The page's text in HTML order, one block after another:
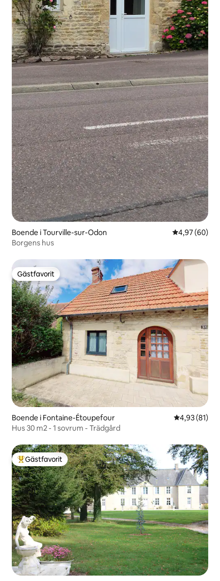
Boende i Tourville-sur-Odon 4,97 av 5 i
4,97 (60)
Borgens hus
Gästfavorit
Gästfavorit
Boende i Fontaine-Étoupefour 4,93 av 5 i
4,93 (81)
Hus 30 m2 - 1 sovrum - Trädgård
Populär gästfavorit
Gästfavorit